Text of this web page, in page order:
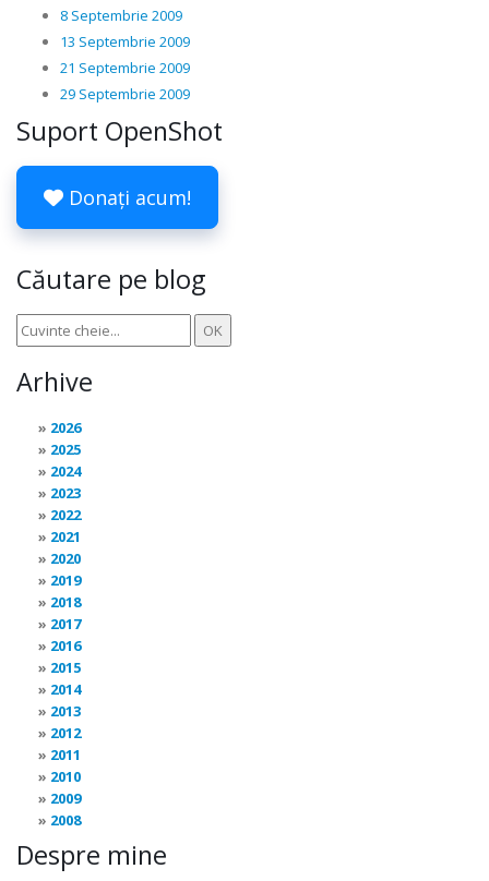
8 Septembrie 2009
13 Septembrie 2009
21 Septembrie 2009
29 Septembrie 2009
Suport OpenShot
Donați acum!
Căutare pe blog
Arhive
2026
2025
2024
2023
2022
2021
2020
2019
2018
2017
2016
2015
2014
2013
2012
2011
2010
2009
2008
Despre mine